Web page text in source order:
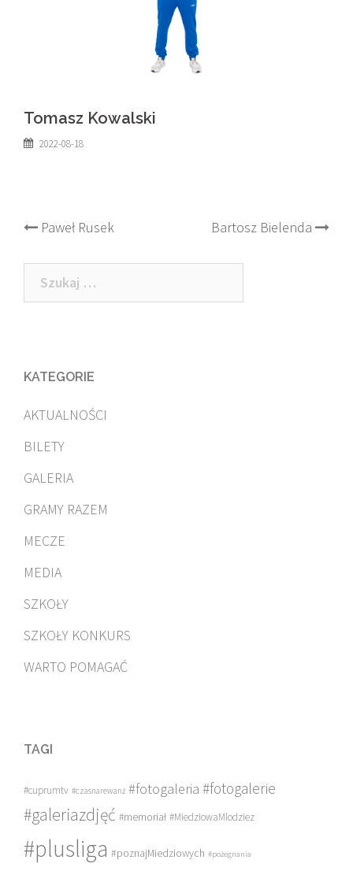
Tomasz Kowalski
2022-08-18
Post
navigation
Paweł Rusek Bartosz Bielenda
Szukaj:
KATEGORIE
AKTUALNOŚCI
BILETY
GALERIA
GRAMY RAZEM
MECZE
MEDIA
SZKOŁY
SZKOŁY KONKURS
WARTO POMAGAĆ
TAGI
#cuprumtv #czasnarewanż #fotogaleria #fotogalerie
#galeriazdjęć #memoriał #MiedziowaMlodziez
#plusliga #poznajMiedziowych #pożegnania